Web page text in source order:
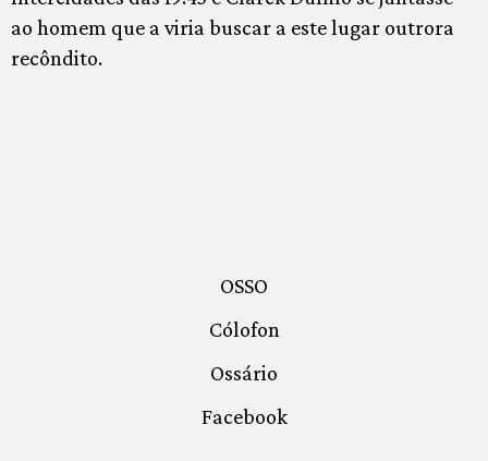
ao homem que a viria buscar a este lugar outrora
recôndito.
OSSO
Cólofon
Ossário
Facebook